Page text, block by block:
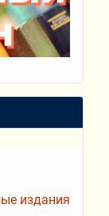
издания